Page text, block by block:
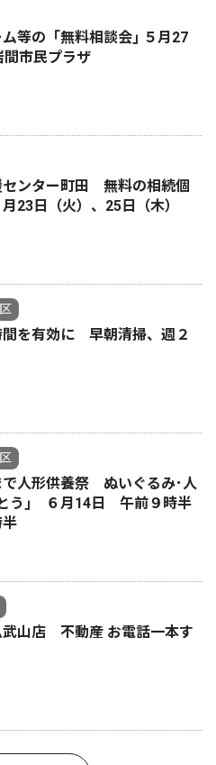
等の「無料相談会｣ ５月27
市民プラザ
センター町田 無料の相続個
23日（火）、25日（木）
を有効に 早朝清掃、週２
で人形供養祭 ぬいぐるみ･人
う｣ ６月14日 午前９時半
武山店 不動産 お電話一本す